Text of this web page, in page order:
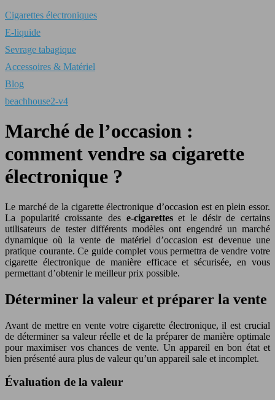
Cigarettes électroniques
E-liquide
Sevrage tabagique
Accessoires & Matériel
Blog
beachhouse2-v4
Marché de l’occasion :
comment vendre sa cigarette
électronique ?
Le marché de la cigarette électronique d’occasion est en plein essor.
La popularité croissante des e-cigaretteset le désir de certains
utilisateurs de tester différents modèles ont engendré un marché
dynamique où la vente de matériel d’occasion est devenue une
pratique courante. Ce guide complet vous permettra de vendre votre
cigarette électronique de manière efficace et sécurisée, en vous
permettant d’obtenir le meilleur prix possible.
Déterminer la valeur et préparer la vente
Avant de mettre en vente votre cigarette électronique, il est crucial
de déterminer sa valeur réelle et de la préparer de manière optimale
pour maximiser vos chances de vente. Un appareil en bon état et
bien présenté aura plus de valeur qu’un appareil sale et incomplet.
Évaluation de la valeur